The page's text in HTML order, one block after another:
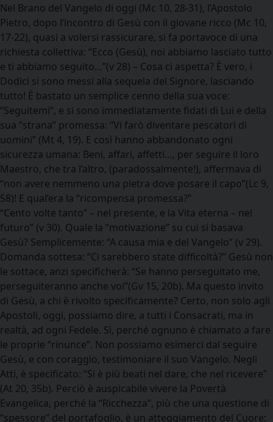
Nel Brano del Vangelo di oggi (Mc 10, 28-31), l’Apostolo
Pietro, dopo l’incontro di Gesù con il giovane ricco (Mc 10,
17-22), quasi a volersi rassicurare, si fa portavoce di una
richiesta collettiva: “Ecco (Gesù), noi abbiamo lasciato tutto
e ti abbiamo seguito…”(v 28) – Cosa ci aspetta? È vero, i
Dodici si sono messi alla sequela del Signore, lasciando
tutto! È bastato un semplice cenno della sua voce:
“Seguitemi”, e si sono immediatamente fidati di Lui e della
sua “strana” promessa: “Vi farò diventare pescatori di
uomini” (Mt 4, 19). E così hanno abbandonato ogni
sicurezza umana: Beni, affari, affetti…, per seguire il loro
Maestro, che tra l’altro, (paradossalmente!), affermava di
“non avere nemmeno una pietra dove posare il capo”(Lc 9,
58)! E qual’era la “ricompensa promessa?”
“Cento volte tanto” – nel presente, e la Vita eterna – nel
futuro” (v 30). Quale la “motivazione” su cui si basava
Gesù? Semplicemente: “A causa mia e del Vangelo” (v 29).
Domanda sottesa: “Ci sarebbero state difficoltà?” Gesù non
le sottace, anzi specificherà: “Se hanno perseguitato me,
perseguiteranno anche voi”(Gv 15, 20b). Ma questo invito
di Gesù, a chi è rivolto specificamente? Certo, non solo agli
Apostoli, oggi, possiamo dire, a tutti i Consacrati, ma in
realtà, ad ogni Fedele. Sì, perché ognuno è chiamato a fare
le proprie “rinunce”. Non possiamo esimerci dal seguire
Gesù, e con coraggio, testimoniare il suo Vangelo. Negli
Atti, è specificato: “Si è più beati nel dare, che nel ricevere”
(At 20, 35b). Perciò è auspicabile vivere la Povertà
Evangelica, perché la “Ricchezza”, più che una questione di
“spessore” del portafoglio, è un atteggiamento del Cuore: